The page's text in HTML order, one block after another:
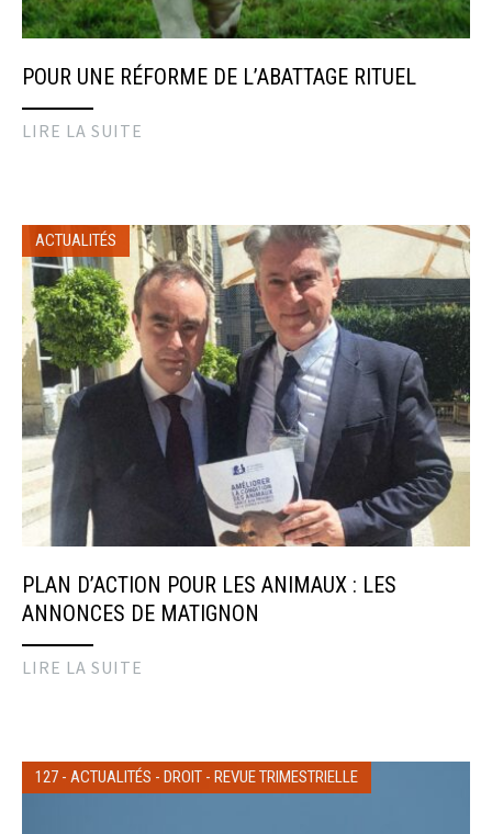
POUR UNE RÉFORME DE L’ABATTAGE RITUEL
LIRE LA SUITE
ACTUALITÉS
PLAN D’ACTION POUR LES ANIMAUX : LES
ANNONCES DE MATIGNON
LIRE LA SUITE
127 - ACTUALITÉS - DROIT - REVUE TRIMESTRIELLE